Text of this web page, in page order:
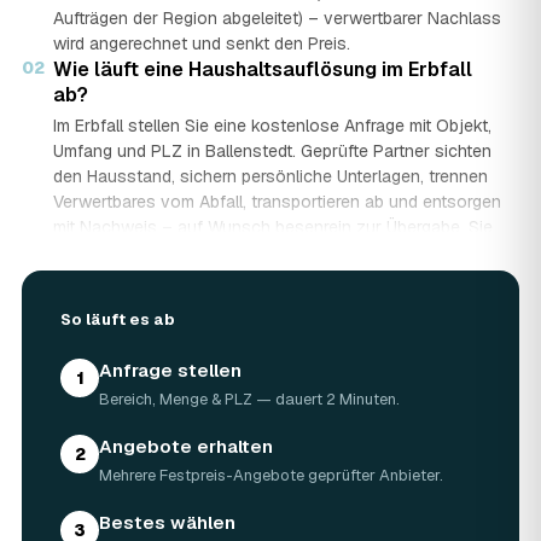
Aufträgen der Region abgeleitet) – verwertbarer Nachlass
wird angerechnet und senkt den Preis.
02 Wie läuft eine Haushaltsauflösung im Erbfall
ab?
Im Erbfall stellen Sie eine kostenlose Anfrage mit Objekt,
Umfang und PLZ in Ballenstedt. Geprüfte Partner sichten
den Hausstand, sichern persönliche Unterlagen, trennen
Verwertbares vom Abfall, transportieren ab und entsorgen
mit Nachweis – auf Wunsch besenrein zur Übergabe. Sie
Ruhe, gerade wenn mehrere Erben beteiligt sind.
angerechnet?
Ja. Antiquitäten, Möbel, Schmuck und ganze Sammlungen
aus dem Nachlass werden fachkundig begutachtet und
auf den Preis angerechnet. Bei wertvollem Hausstand
kann die Haushaltsauflösung in Ballenstedt dadurch
nahezu kostenneutral werden – in Einzelfällen bis hin zu
Nullkosten.
Wie lange dauert eine Haushaltsauflösung in
So läuft es ab
1 Anfrage stellen
Bereich, Menge & PLZ — dauert 2 Minuten.
2 Angebote erhalten
Mehrere Festpreis-Angebote geprüfter Anbieter.
3 Bestes wählen